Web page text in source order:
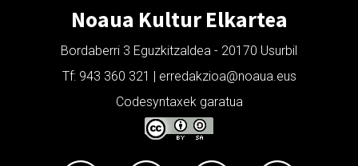
Noaua Kultur Elkartea
Bordaberri 3 Eguzkitzaldea - 20170 Usurbil
Tf: 943 360 321 | erredakzioa@noaua.eus
Codesyntaxek garatua